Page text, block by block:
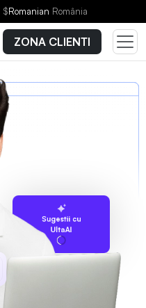
$Romanian România
ZONA CLIENTI
Sugestii cu
UltaAI